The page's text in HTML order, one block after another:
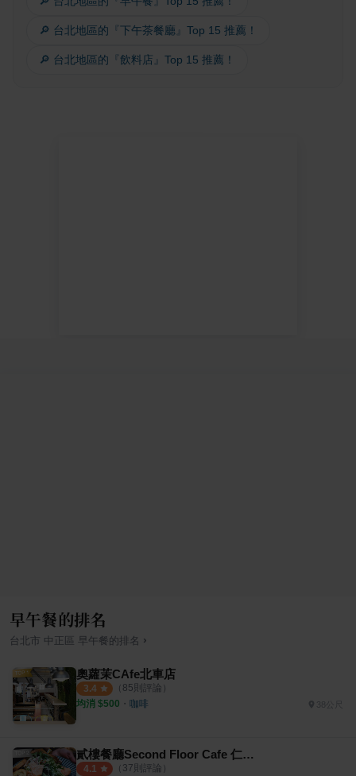
🔎 台北地區的『下午茶餐廳』Top 15 推薦！
🔎 台北地區的『飲料店』Top 15 推薦！
早午餐的排名
台北市 中正區 早午餐的排名 ›
奧蘿茉CAfe北車店
3.4 （ 85則評論）
均消 $500 ・ 咖啡
貳樓餐廳Second Floor Cafe 仁愛店
4.1 （ 37則評論）